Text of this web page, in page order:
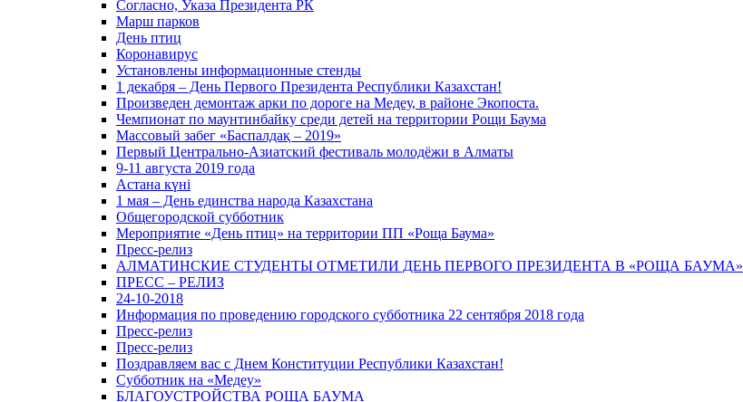
Согласно, Указа Президента РК
Марш парков
День птиц
Коронавирус
Установлены информационные стенды
1 декабря – День Первого Президента Республики Казахстан!
Произведен демонтаж арки по дороге на Медеу, в районе Экопоста.
Чемпионат по маунтинбайку среди детей на территории Рощи Баума
Массовый забег «Баспалдақ – 2019»
Первый Центрально-Азиатский фестиваль молодёжи в Алматы
9-11 августа 2019 года
Астана күні
1 мая – День единства народа Казахстана
Общегородской субботник
Мероприятие «День птиц» на территории ПП «Роща Баума»
Пресс-релиз
АЛМАТИНСКИЕ СТУДЕНТЫ ОТМЕТИЛИ ДЕНЬ ПЕРВОГО ПРЕЗИДЕНТА В «РОЩА БАУМА»
ПРЕСС – РЕЛИЗ
24-10-2018
Информация по проведению городского субботника 22 сентября 2018 года
Пресс-релиз
Пресс-релиз
Поздравляем вас с Днем Конституции Республики Казахстан!
Субботник на «Медеу»
БЛАГОУСТРОЙСТВА РОЩА БАУМА